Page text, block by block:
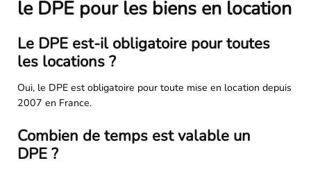
le DPE pour les biens en location
Le DPE est-il obligatoire pour toutes
les locations ?
Oui, le DPE est obligatoire pour toute mise en location depuis
2007 en France.
Combien de temps est valable un
DPE ?